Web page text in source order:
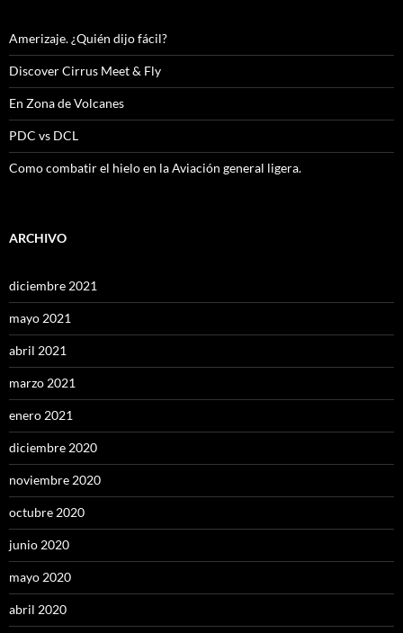
Amerizaje. ¿Quién dijo fácil?
Discover Cirrus Meet & Fly
En Zona de Volcanes
PDC vs DCL
Como combatir el hielo en la Aviación general ligera.
ARCHIVO
diciembre 2021
mayo 2021
abril 2021
marzo 2021
enero 2021
diciembre 2020
noviembre 2020
octubre 2020
junio 2020
mayo 2020
abril 2020